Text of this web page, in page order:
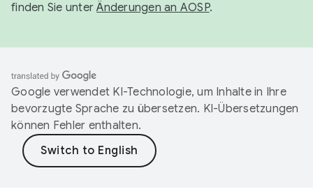
finden Sie unterÄnderungen an AOSP.
Google verwendet KI-Technologie, um Inhalte in Ihre
bevorzugte Sprache zu übersetzen. KI-Übersetzungen
können Fehler enthalten.